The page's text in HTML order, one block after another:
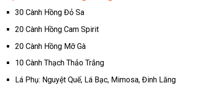
30 Cành Hồng Đỏ Sa
20 Cành Hồng Cam Spirit
20 Cành Hồng Mỡ Gà
10 Cành Thạch Thảo Trắng
Lá Phụ: Nguyệt Quế, Lá Bạc, Mimosa, Đinh Lăng